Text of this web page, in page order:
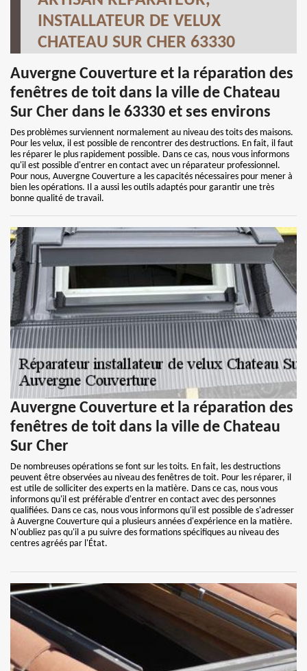
INSTALLATEUR DE VELUX
CHATEAU SUR CHER 63330
Auvergne Couverture et la réparation des
fenêtres de toit dans la ville de Chateau
Sur Cher dans le 63330 et ses environs
Des problèmes surviennent normalement au niveau des toits des maisons.
Pour les velux, il est possible de rencontrer des destructions. En fait, il faut
les réparer le plus rapidement possible. Dans ce cas, nous vous informons
qu'il est possible d'entrer en contact avec un réparateur professionnel.
Pour nous, Auvergne Couverture a les capacités nécessaires pour mener à
bien les opérations. Il a aussi les outils adaptés pour garantir une très
bonne qualité de travail.
Auvergne Couverture et la réparation des
fenêtres de toit dans la ville de Chateau
Sur Cher
De nombreuses opérations se font sur les toits. En fait, les destructions
peuvent être observées au niveau des fenêtres de toit. Pour les réparer, il
est utile de solliciter des experts en la matière. Dans ce cas, nous vous
informons qu'il est préférable d'entrer en contact avec des personnes
qualifiées. Dans ce cas, nous vous informons qu'il est possible de s'adresser
à Auvergne Couverture qui a plusieurs années d'expérience en la matière.
N'oubliez pas qu'il a pu suivre des formations spécifiques au niveau des
centres agréés par l'État.